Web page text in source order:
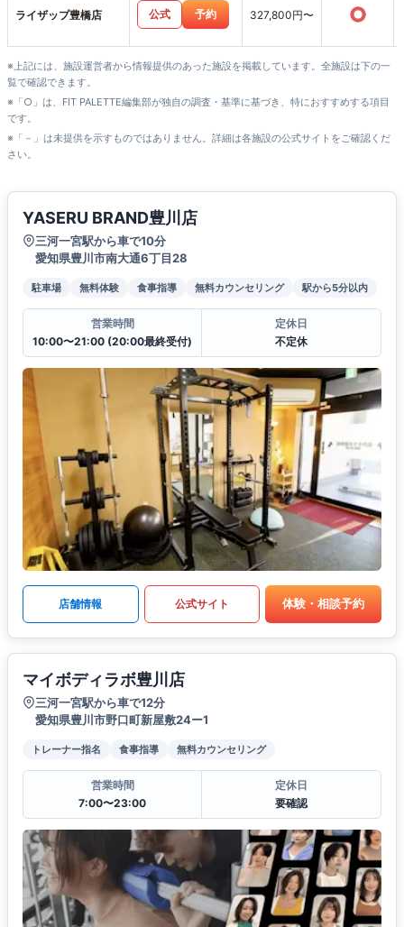
ライザップ豊橋店 公式 予約 327,800円〜 ○
※上記には、施設運営者から情報提供のあった施設を掲載しています。全施設は下の一
覧で確認できます。
※「○」は、FIT PALETTE編集部が独自の調査・基準に基づき、特におすすめする項目
です。
※「－」は未提供を示すものではありません。詳細は各施設の公式サイトをご確認くだ
さい。
YASERU BRAND豊川店
三河一宮駅から車で10分
愛知県豊川市南大通6丁目28
駐車場 無料体験 食事指導 無料カウンセリング 駅から5分以内
営業時間
10:00〜21:00 (20:00最終受付)
定休日
不定休
店舗情報 公式サイト 体験・相談予約
マイボディラボ豊川店
三河一宮駅から車で12分
愛知県豊川市野口町新屋敷24ー1
トレーナー指名 食事指導 無料カウンセリング
営業時間
7:00〜23:00
定休日
要確認